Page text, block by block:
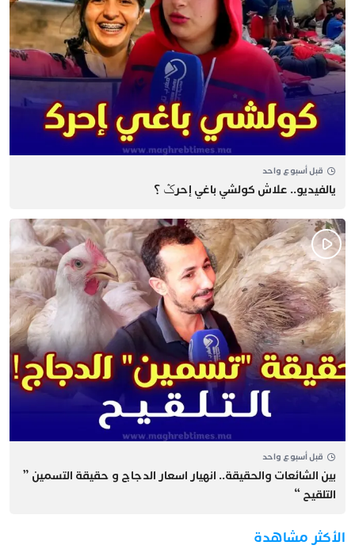
قبل أسبوع واحد
يالفيديو.. علاش كولشي باغي إحرݣ ؟
قبل أسبوع واحد
بين الشائعات والحقيقة.. انهيار اسعار الدجاج و حقيقة التسمين ”
التلقيح “
الأكثر مشاهدة